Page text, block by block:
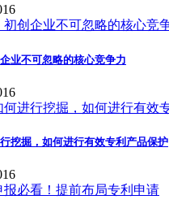
业不可忽略的核心竞争力
挖掘，如何进行有效专利产品保护